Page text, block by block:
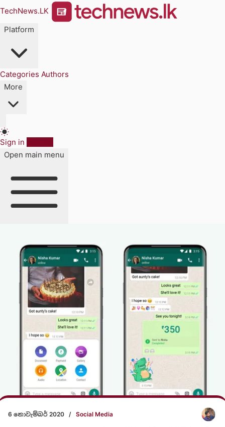
TechNews.LK
Platform
Categories Authors
More
Sign in
Open main menu
6 නොවැම්බර් 2020 / Social Media